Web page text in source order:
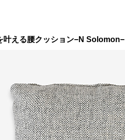
叶える腰クッション−N Solomon−